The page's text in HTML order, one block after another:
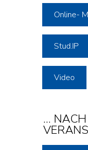
Online-
Stud.IP
Video
... NACH